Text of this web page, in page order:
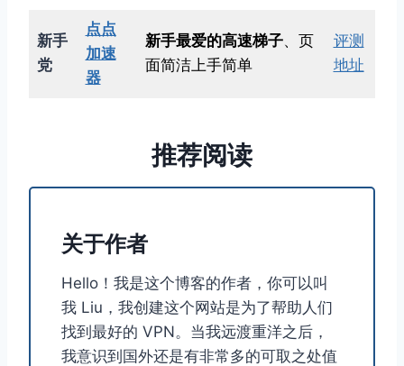
新手
党
点点
加速
器
新手最爱的高速梯子、页
面简洁上手简单
评测
地址
推荐阅读
关于作者
Hello！我是这个博客的作者，你可以叫
我 Liu，我创建这个网站是为了帮助人们
找到最好的 VPN。当我远渡重洋之后，
我意识到国外还是有非常多的可取之处值